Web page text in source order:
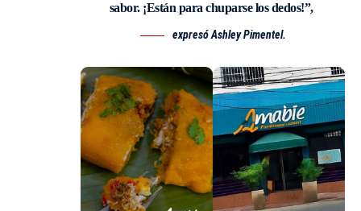
sabor. ¡Están para chuparse los dedos!”,
expresó Ashley Pimentel.